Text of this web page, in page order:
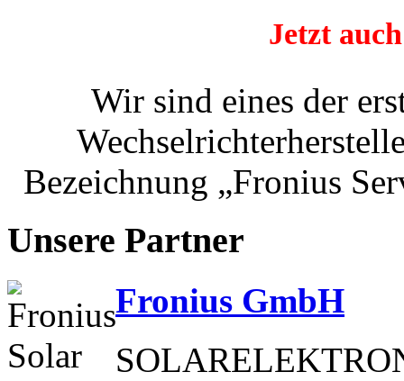
Jetzt
Wir sind eines der
Bezeichnung „Fronius
Unsere Partner
Fronius GmbH